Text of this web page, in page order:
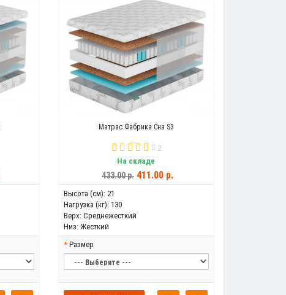
Матрас Фабрика Сна S3
2
На складе
433.00 р. 411.00 р.
Высота (см): 21
Нагрузка (кг): 130
Верх: Среднежесткий
Низ: Жесткий
Размер